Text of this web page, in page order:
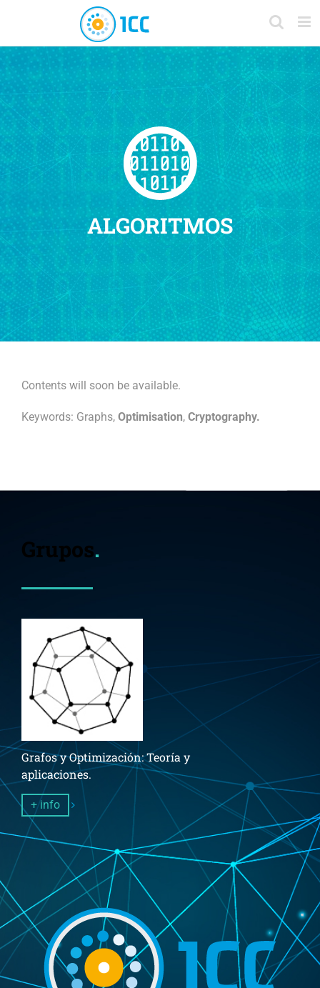
ALGORITMOS
Contents will soon be available.
Keywords: Graphs, Optimisation, Cryptography.
Grupos.
Grafos y Optimización: Teoría y
aplicaciones.
+ info